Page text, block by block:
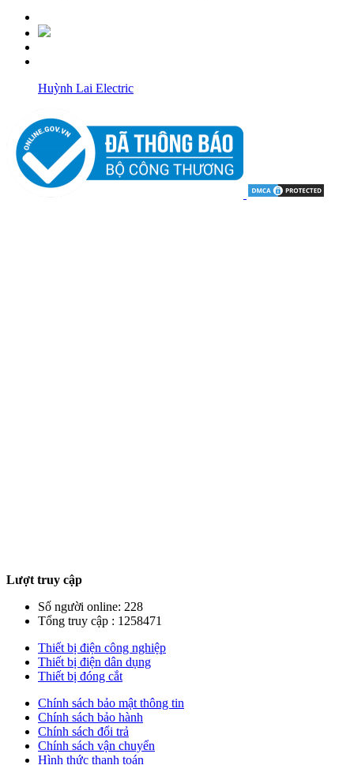
Huỳnh Lai Electric
Lượt truy cập
Số người online: 228
Tổng truy cập : 1258471
Thiết bị điện công nghiệp
Thiết bị điện dân dụng
Thiết bị đóng cắt
Chính sách bảo mật thông tin
Chính sách bảo hành
Chính sách đổi trả
Chính sách vận chuyển
Hình thức thanh toán